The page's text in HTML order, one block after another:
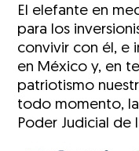
El elefante en
para los
convivir con él, e
en México y, en
patriotismo
todo momento,
Poder Judicial de